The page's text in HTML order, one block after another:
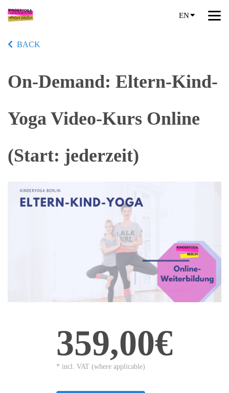
EN
BACK
On-Demand: Eltern-Kind-
Yoga Video-Kurs Online
(Start: jederzeit)
359,00€
* incl. VAT (where applicable)